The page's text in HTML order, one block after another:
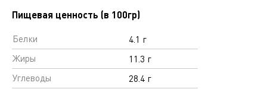
Пищевая ценность (в 100гр)
Белки
4.1 г
Жиры
11.3 г
Углеводы
28.4 г